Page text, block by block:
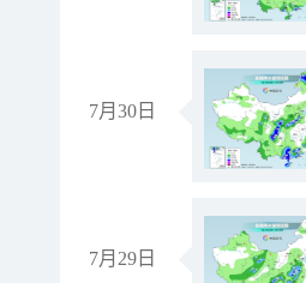
7月30日
7月29日